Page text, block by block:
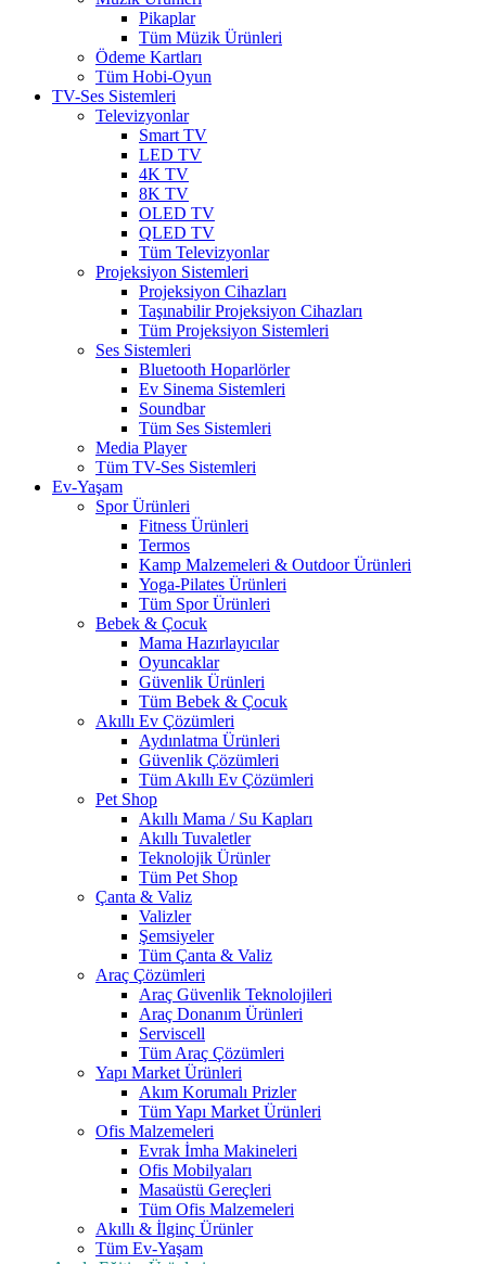
Pikaplar
Tüm Müzik Ürünleri
Ödeme Kartları
Tüm Hobi-Oyun
TV-Ses Sistemleri
Televizyonlar
Smart TV
LED TV
4K TV
8K TV
OLED TV
QLED TV
Tüm Televizyonlar
Projeksiyon Sistemleri
Projeksiyon Cihazları
Taşınabilir Projeksiyon Cihazları
Tüm Projeksiyon Sistemleri
Ses Sistemleri
Bluetooth Hoparlörler
Ev Sinema Sistemleri
Soundbar
Tüm Ses Sistemleri
Media Player
Tüm TV-Ses Sistemleri
Ev-Yaşam
Spor Ürünleri
Fitness Ürünleri
Termos
Kamp Malzemeleri & Outdoor Ürünleri
Yoga-Pilates Ürünleri
Tüm Spor Ürünleri
Bebek & Çocuk
Mama Hazırlayıcılar
Oyuncaklar
Güvenlik Ürünleri
Tüm Bebek & Çocuk
Akıllı Ev Çözümleri
Aydınlatma Ürünleri
Güvenlik Çözümleri
Tüm Akıllı Ev Çözümleri
Pet Shop
Akıllı Mama / Su Kapları
Akıllı Tuvaletler
Teknolojik Ürünler
Tüm Pet Shop
Çanta & Valiz
Valizler
Şemsiyeler
Tüm Çanta & Valiz
Araç Çözümleri
Araç Güvenlik Teknolojileri
Araç Donanım Ürünleri
Serviscell
Tüm Araç Çözümleri
Yapı Market Ürünleri
Akım Korumalı Prizler
Tüm Yapı Market Ürünleri
Ofis Malzemeleri
Evrak İmha Makineleri
Ofis Mobilyaları
Masaüstü Gereçleri
Tüm Ofis Malzemeleri
Akıllı & İlginç Ürünler
Tüm Ev-Yaşam